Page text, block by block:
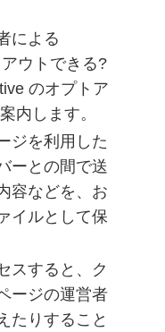
による
ウトできる?
のオプトア
内します。
ジを利用した
ーとの間で送
容などを、お
イルとして保
スすると、ク
ージの運営者
たりすること